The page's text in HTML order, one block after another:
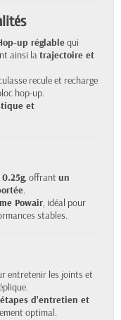
up réglablequi
ainsi latrajectoire et
recule et recharge
hop-up.
et
0.25g, offrant un
.
Powair, idéal pour
stables.
entretenir les joints et
d’entretien et
optimal.